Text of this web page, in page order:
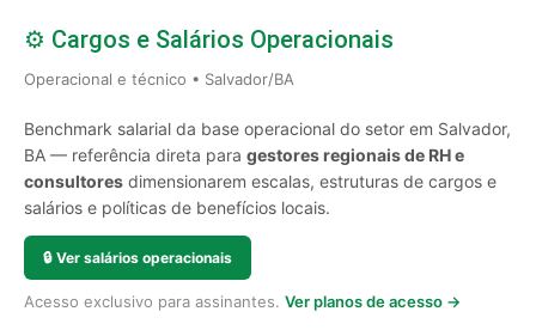
⚙️ Cargos e Salários Operacionais
Operacional e técnico • Salvador/BA
Benchmark salarial da base operacional do setor em Salvador,
BA — referência direta para gestores regionais de RH e
consultores dimensionarem escalas, estruturas de cargos e
salários e políticas de benefícios locais.
🔒 Ver salários operacionais
Acesso exclusivo para assinantes. Ver planos de acesso →